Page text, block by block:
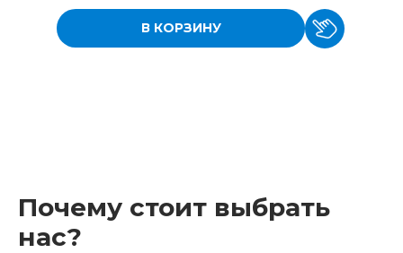
В КОРЗИНУ
Почему стоит выбрать
нас?